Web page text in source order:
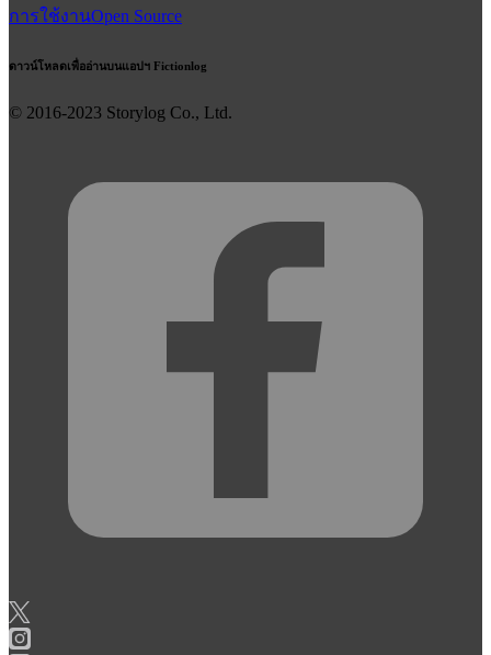
การใช้งานOpen Source
ดาวน์โหลดเพื่ออ่านบนแอปฯ Fictionlog
© 2016-2023 Storylog Co., Ltd.